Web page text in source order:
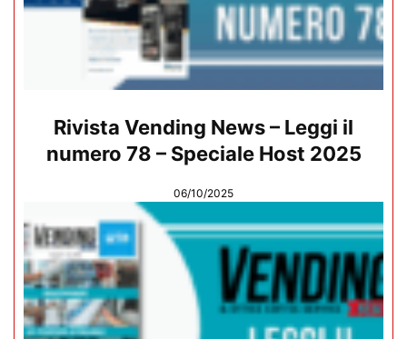
Rivista Vending News – Leggi il
numero 78 – Speciale Host 2025
06/10/2025